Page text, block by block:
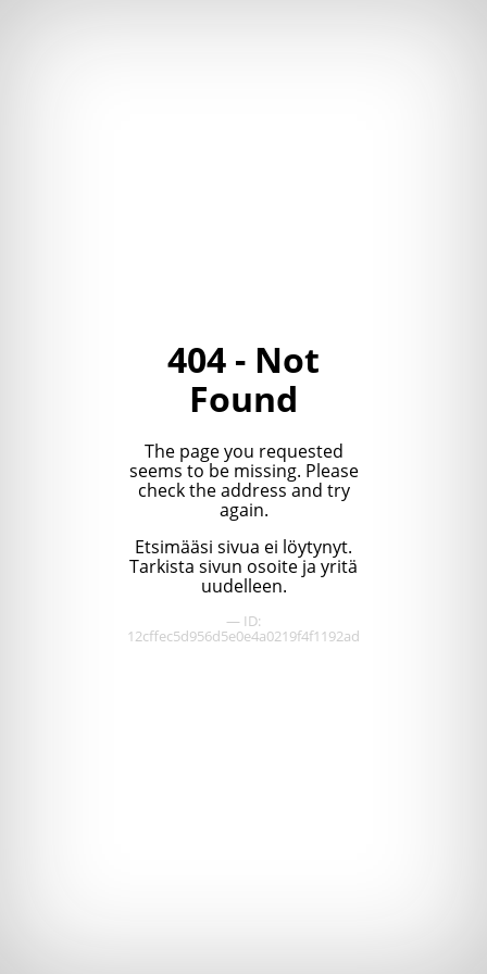
404 - Not
Found
The page you requested
seems to be missing. Please
check the address and try
again.
Etsimääsi sivua ei löytynyt.
Tarkista sivun osoite ja yritä
uudelleen.
— ID:
12cffec5d956d5e0e4a0219f4f1192ad